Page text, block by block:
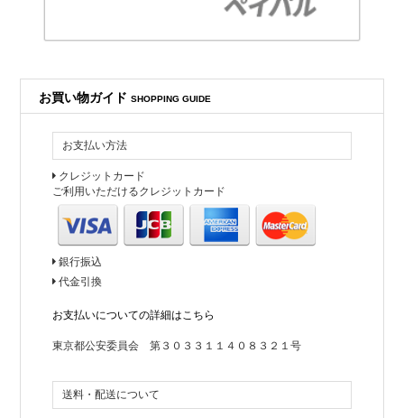
新商品が入荷いたしました。
ドレスが中心です。
2018年10月12日
JIL SANDER
コーディネートブログを更新しました。
ブログを更新しました!
miumiuのオススメ商品について書いております。
Instagramを更新しました!
M MISSONIのニットドレス。
2018年09月18日
お買い物ガイドSHOPPING GUIDE
お支払い方法
クレジットカード
ご利用いただけるクレジットカード
銀行振込
代金引換
お支払いについての詳細はこちら
東京都公安委員会 第３０３３１１４０８３２１号
送料・配送について